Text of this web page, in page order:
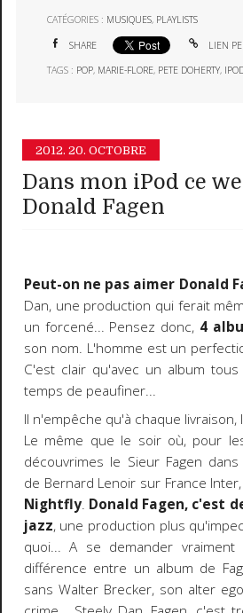
CATÉGORIES : MUSIQUES, PLAYLISTS
SHARE LIEN
TAGS : POP, MARIE-FLORE, PETE DOHERTY,
2012. 20. OCTOBRE
Dans mon iPod ce
Donald Fagen
Peut-on ne pas aimer Donald
Dan, une production qui ferait
un forcené... Pensez donc, 4
son nom. L'homme est un
C'est clair qu'avec un album
temps de peaufiner...
Il n'empêche qu'à chaque
Le même que le soir où, pour
découvrimes le Sieur Fagen dans
de Bernard Lenoir sur France
Nightfly. Donald Fagen, c'est
jazz, une production plus
quoi... A se demander
différence entre un album de
sans Walter Brecker, son alter